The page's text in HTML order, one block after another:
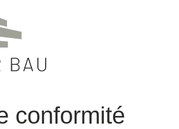
conformité